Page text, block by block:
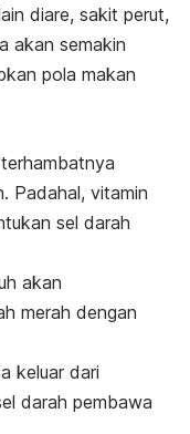
diare, sakit perut,
akan semakin
pola makan
Padahal, vitamin
sel darah
akan
merah dengan
keluar dari
darah pembawa